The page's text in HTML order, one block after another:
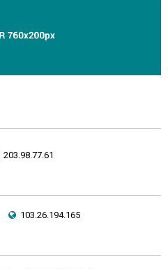
203.98.77.61
103.26.194.165